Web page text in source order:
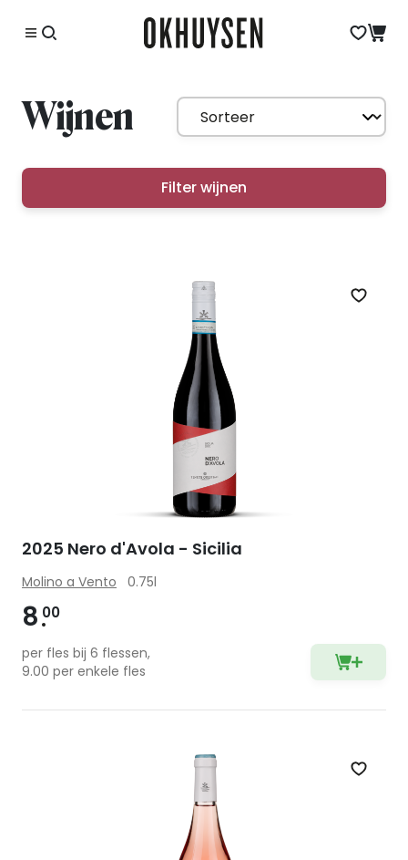
Wijnen
Filter wijnen
Zet
2025 Nero d'Avola - Sicilia
Molino a Vento 0.75l
8 00
per fles bij 6 flessen,
9.00 per enkele fles
Zet